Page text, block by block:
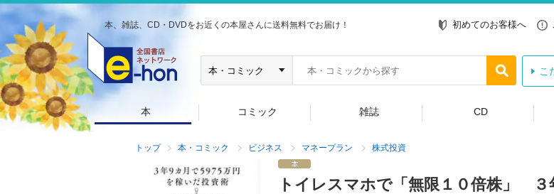
本、雑誌、CD・DVDをお近くの本屋さんに送料無料でお届け！ 初めてのお客様へ
こ
本 コミック 雑誌 CD
トップ 本・コミック ビジネス マネープラン 株式投資
トイレスマホで「無限１０倍株」 ３